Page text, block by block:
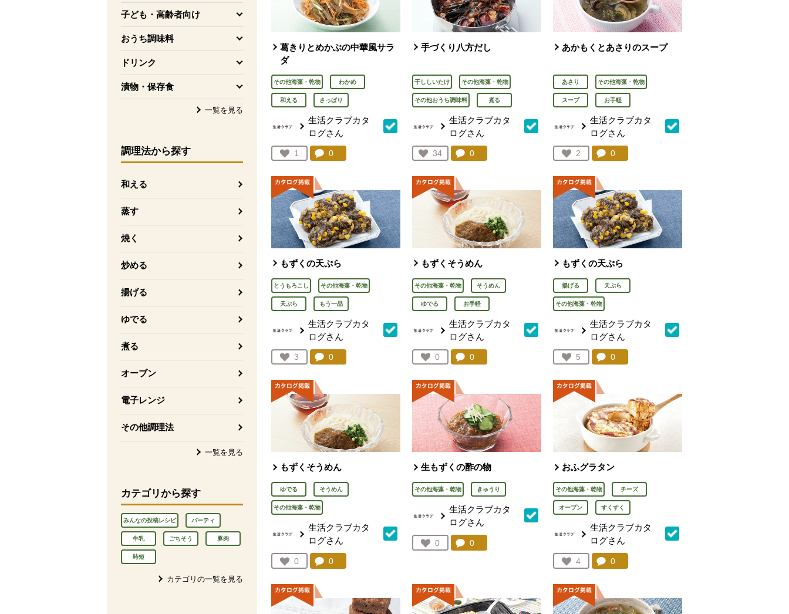
子ども・高齢者向け
を開く
おうち調味料
を開く
ドリンク
を開く
漬物・保存食
を開く
一覧を見る
調理法から探す
和える
蒸す
焼く
炒める
揚げる
ゆでる
煮る
オーブン
電子レンジ
その他調理法
一覧を見る
カテゴリから探す
みんなの投稿レシピ パーティ
牛乳 ごちそう 豚肉
時短
カテゴリの一覧を見る
葛きりとめかぶの中華風サラ
ダ
その他海藻・乾物 わかめ
和える さっぱり
生活クラブカタ
ログさん
お気に入り登録：
1
人が登録
コメント：
0
手づくり八方だし
干ししいたけ その他海藻・乾物
その他おうち調味料 煮る
生活クラブカタ
ログさん
お気に入り登録：
34
人が登録
コメント：
0件。コメントを見る。
あかもくとあさりのスープ
あさり その他海藻・乾物
スープ お手軽
生活クラブカタ
ログさん
お気に入り登録：
2
人が登録
コメント：
0件。コメントを見る。
もずくの天ぷら
とうもろこし その他海藻・乾物
天ぷら もう一品
生活クラブカタ
ログさん
お気に入り登録：
3
人が登録
コメント：
0
もずくそうめん
その他海藻・乾物 そうめん
ゆでる お手軽
生活クラブカタ
ログさん
お気に入り登録：
0
人が登録
コメント：
0件。コメントを見る。
もずくの天ぷら
揚げる 天ぷら
その他海藻・乾物
生活クラブカタ
ログさん
お気に入り登録：
5
人が登録
コメント：
0件。コメントを見る。
もずくそうめん
ゆでる そうめん
その他海藻・乾物
生活クラブカタ
ログさん
お気に入り登録：
0
人が登録
コメント：
0
生もずくの酢の物
その他海藻・乾物 きゅうり
生活クラブカタ
ログさん
お気に入り登録：
0
人が登録
コメント：
0件。コメントを見る。
おふグラタン
その他海藻・乾物 チーズ
オーブン すくすく
生活クラブカタ
ログさん
お気に入り登録：
4
人が登録
コメント：
0件。コメントを見る。